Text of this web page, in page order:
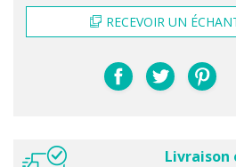
RECEVOIR UN